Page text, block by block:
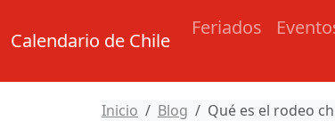
Calendario de Chile
Feriados
Inicio Blog Qué es el rodeo